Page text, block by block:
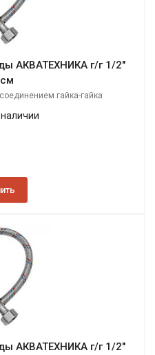
АКВАТЕХНИКА г/г 1/2"
гайка-гайка
наличии
АКВАТЕХНИКА г/г 1/2"